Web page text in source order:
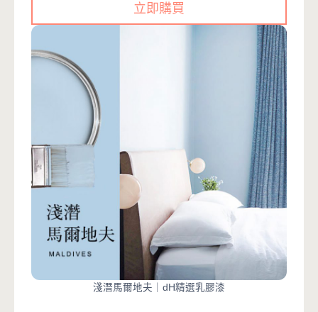
立即購買
淺潛馬爾地夫｜dH精選乳膠漆